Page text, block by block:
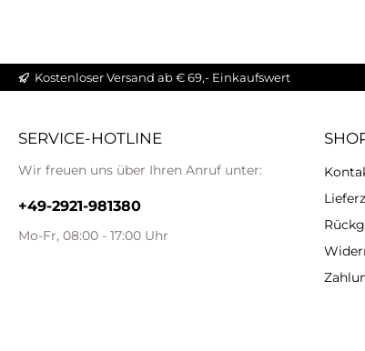
Kostenloser Versand ab € 69,- Einkaufswert
SERVICE-HOTLINE
Wir freuen uns über Ihren Anruf unter:
+49-2921-981380
Mo-Fr, 08:00 - 17:00 Uhr